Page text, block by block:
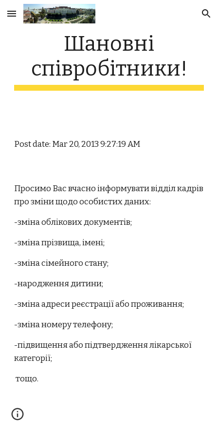
Skip to main content Skip to navigation
Шановні
співробітники!
Post date: Mar 20, 2013 9:27:19 AM
Просимо Вас вчасно інформувати відділ кадрів
про зміни щодо особистих даних:
-зміна облікових документів;
-зміна прізвища, імені;
-зміна сімейного стану;
-народження дитини;
-зміна адреси реєстрації або проживання;
-зміна номеру телефону;
-підвищення або підтвердження лікарської
категорії;
тощо.